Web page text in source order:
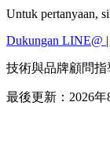
Untuk pertanyaan,
Dukungan LINE@ |
技術與品牌顧問指
最後更新：2026